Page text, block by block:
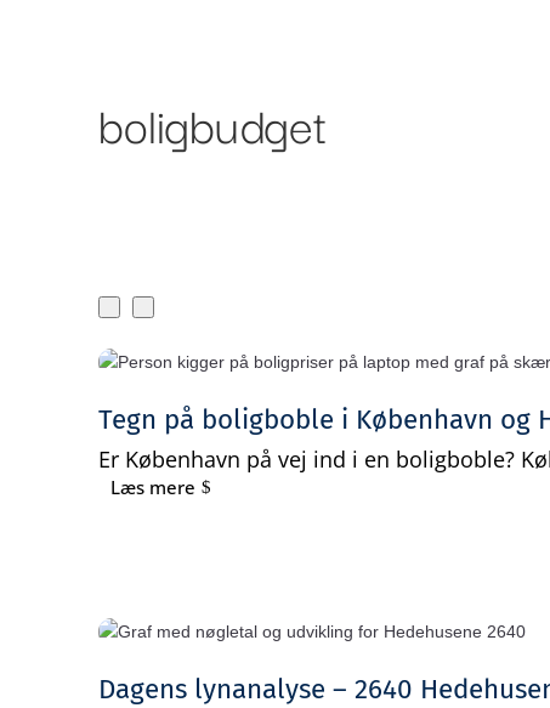
boligbudget
Tegn på boligboble i København og
Er København på vej ind i en boligboble?
Læs mere
Dagens lynanalyse – 2640